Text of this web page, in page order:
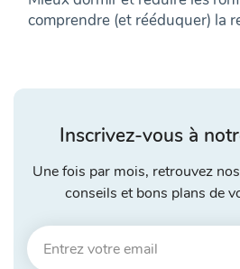
comprendre (et rééduquer) la
Inscrivez-vous à
Une fois par mois, retrouvez
conseils et bons plans de